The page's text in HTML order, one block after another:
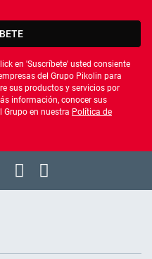
en 'Suscríbete' usted consiente
del Grupo Pikolin para
sus productos y servicios por
información, conocer sus
Grupo en nuestra Política de